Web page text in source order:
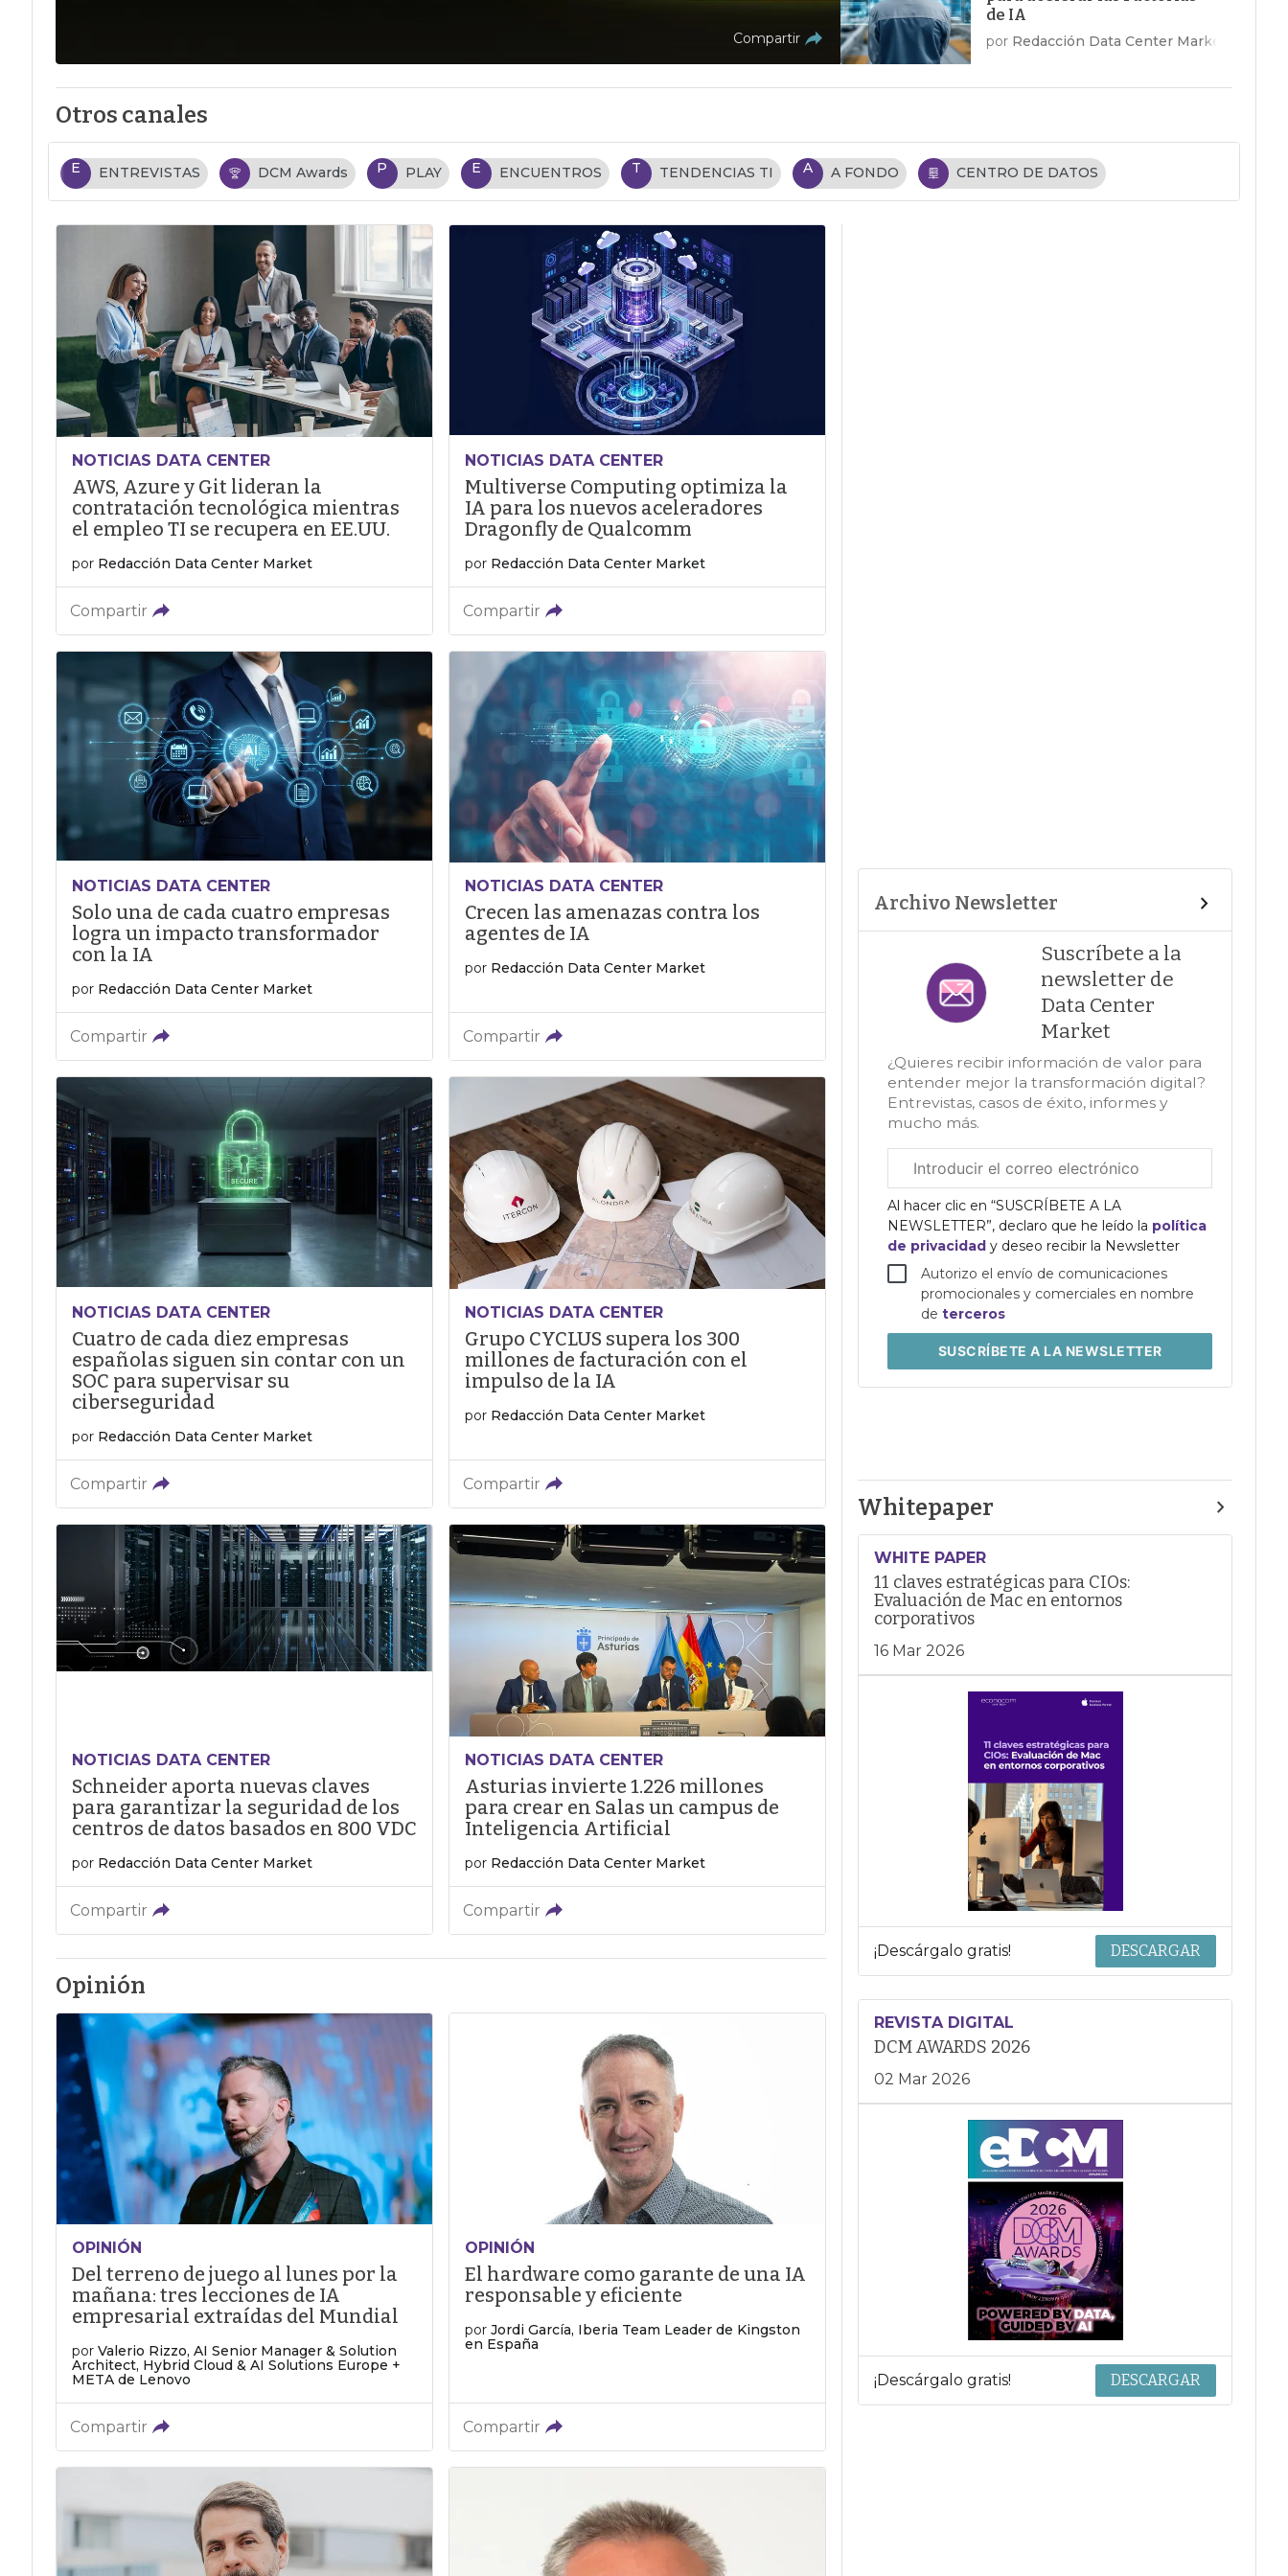
Compartir
de IA
por Redacción Data Center Market
Otros canales
E ENTREVISTAS DCM Awards P PLAY E ENCUENTROS T TENDENCIAS TI A A FONDO CENTRO DE DATOS
NOTICIAS DATA CENTER
AWS, Azure y Git lideran la
contratación tecnológica mientras
el empleo TI se recupera en EE.UU.
por Redacción Data Center Market
Compartir
NOTICIAS DATA CENTER
Multiverse Computing optimiza la
IA para los nuevos aceleradores
Dragonfly de Qualcomm
por Redacción Data Center Market
Compartir
NOTICIAS DATA CENTER
Solo una de cada cuatro empresas
logra un impacto transformador
con la IA
por Redacción Data Center Market
Compartir
NOTICIAS DATA CENTER
Crecen las amenazas contra los
agentes de IA
por Redacción Data Center Market
Compartir
NOTICIAS DATA CENTER
Cuatro de cada diez empresas
españolas siguen sin contar con un
SOC para supervisar su
ciberseguridad
por Redacción Data Center Market
Compartir
NOTICIAS DATA CENTER
Grupo CYCLUS supera los 300
millones de facturación con el
impulso de la IA
por Redacción Data Center Market
Compartir
NOTICIAS DATA CENTER
Schneider aporta nuevas claves
para garantizar la seguridad de los
centros de datos basados en 800 VDC
por Redacción Data Center Market
Compartir
NOTICIAS DATA CENTER
Asturias invierte 1.226 millones
para crear en Salas un campus de
Inteligencia Artificial
por Redacción Data Center Market
Compartir
Opinión
OPINIÓN
Del terreno de juego al lunes por la
mañana: tres lecciones de IA
empresarial extraídas del Mundial
por Valerio Rizzo, AI Senior Manager & Solution
Architect, Hybrid Cloud & AI Solutions Europe +
META de Lenovo
Compartir
OPINIÓN
El hardware como garante de una IA
responsable y eficiente
por Jordi García, Iberia Team Leader de Kingston
en España
Compartir
Archivo Newsletter
Suscríbete a la
newsletter de
Data Center
Market
¿Quieres recibir información de valor para
entender mejor la transformación digital?
Entrevistas, casos de éxito, informes y
mucho más.
electrónico
corporativo
Al hacer clic en “SUSCRÍBETE A LA
NEWSLETTER”, declaro que he leído la política
de privacidady deseo recibir la Newsletter
Autorizo el envío de comunicaciones
promocionales y comerciales en nombre
deterceros
SUSCRÍBETEA LA NEWSLETTER
Whitepaper
WHITE PAPER
11 claves estratégicas para CIOs:
Evaluación de Mac en entornos
corporativos
16 Mar 2026
¡Descárgalo gratis! DESCARGAR
REVISTA DIGITAL
DCM AWARDS 2026
02 Mar 2026
¡Descárgalo gratis! DESCARGAR